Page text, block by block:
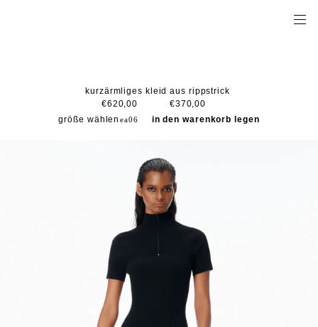
kurzärmliges kleid aus rippstrick
€620,00
€370,00
größe wählen
in den warenkorb legen